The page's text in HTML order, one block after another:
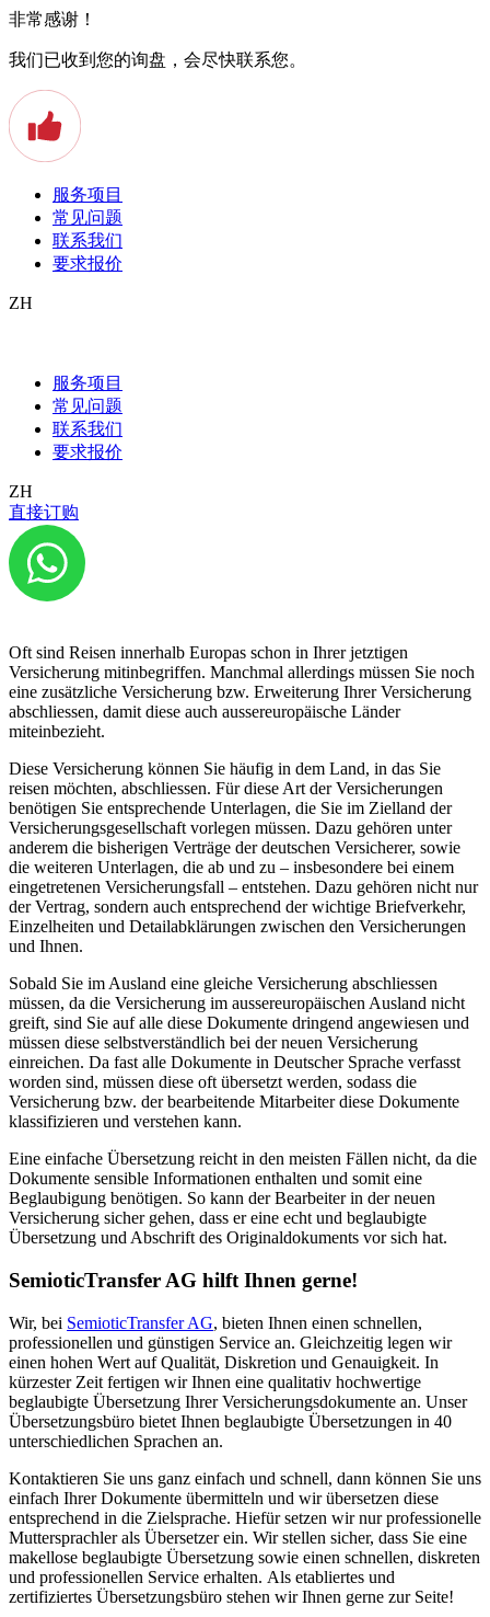
非常感谢！
我们已收到您的询盘，会尽快联系您。
服务项目
常见问题
联系我们
要求报价
ZH
服务项目
常见问题
联系我们
要求报价
ZH
直接订购
Versicherungsdokumenten
Haben Sie vor in ein anderes Land auszuwandern? Oder haben Sie
vor für eine etwas längere Zeit in der Weltgeschichte herum zu
reisen? Um im Ausland auf Nummer sicher zu gehen und eine
entspannte Zeit geniessen zu können, ist es wichtig, eine
entsprechende Versicherung abzuschliessen. In diesem Blogbeitrag
erfahren Sie alles was Sie über beglaubigte Übersetzungen von
Ihren Versicherungsdokumenten wissen müssen.
Beglaubigte Übersetzungen von Ihren
Oft sind Reisen innerhalb Europas schon in Ihrer jetztigen
Versicherung mitinbegriffen. Manchmal allerdings müssen Sie noch
eine zusätzliche Versicherung bzw. Erweiterung Ihrer Versicherung
abschliessen, damit diese auch aussereuropäische Länder
miteinbezieht.
Diese Versicherung können Sie häufig in dem Land, in das Sie
reisen möchten, abschliessen. Für diese Art der Versicherungen
benötigen Sie entsprechende Unterlagen, die Sie im Zielland der
Versicherungsgesellschaft vorlegen müssen. Dazu gehören unter
anderem die bisherigen Verträge der deutschen Versicherer, sowie
die weiteren Unterlagen, die ab und zu – insbesondere bei einem
eingetretenen Versicherungsfall – entstehen. Dazu gehören nicht nur
der Vertrag, sondern auch entsprechend der wichtige Briefverkehr,
Einzelheiten und Detailabklärungen zwischen den Versicherungen
und Ihnen.
Sobald Sie im Ausland eine gleiche Versicherung abschliessen
müssen, da die Versicherung im aussereuropäischen Ausland nicht
greift, sind Sie auf alle diese Dokumente dringend angewiesen und
müssen diese selbstverständlich bei der neuen Versicherung
einreichen. Da fast alle Dokumente in Deutscher Sprache verfasst
worden sind, müssen diese oft übersetzt werden, sodass die
Versicherung bzw. der bearbeitende Mitarbeiter diese Dokumente
klassifizieren und verstehen kann.
Eine einfache Übersetzung reicht in den meisten Fällen nicht, da die
Dokumente sensible Informationen enthalten und somit eine
Beglaubigung benötigen. So kann der Bearbeiter in der neuen
Versicherung sicher gehen, dass er eine echt und beglaubigte
Übersetzung und Abschrift des Originaldokuments vor sich hat.
SemioticTransfer AG hilft Ihnen gerne!
Wir, bei SemioticTransfer AG, bieten Ihnen einen schnellen,
professionellen und günstigen Service an. Gleichzeitig legen wir
einen hohen Wert auf Qualität, Diskretion und Genauigkeit. In
kürzester Zeit fertigen wir Ihnen eine qualitativ hochwertige
beglaubigte Übersetzung Ihrer Versicherungsdokumente an. Unser
Übersetzungsbüro bietet Ihnen beglaubigte Übersetzungen in 40
unterschiedlichen Sprachen an.
Kontaktieren Sie uns ganz einfach und schnell, dann können Sie uns
einfach Ihrer Dokumente übermitteln und wir übersetzen diese
entsprechend in die Zielsprache. Hiefür setzen wir nur professionelle
Muttersprachler als Übersetzer ein. Wir stellen sicher, dass Sie eine
makellose beglaubigte Übersetzung sowie einen schnellen, diskreten
und professionellen Service erhalten. Als etabliertes und
zertifiziertes Übersetzungsbüro stehen wir Ihnen gerne zur Seite!